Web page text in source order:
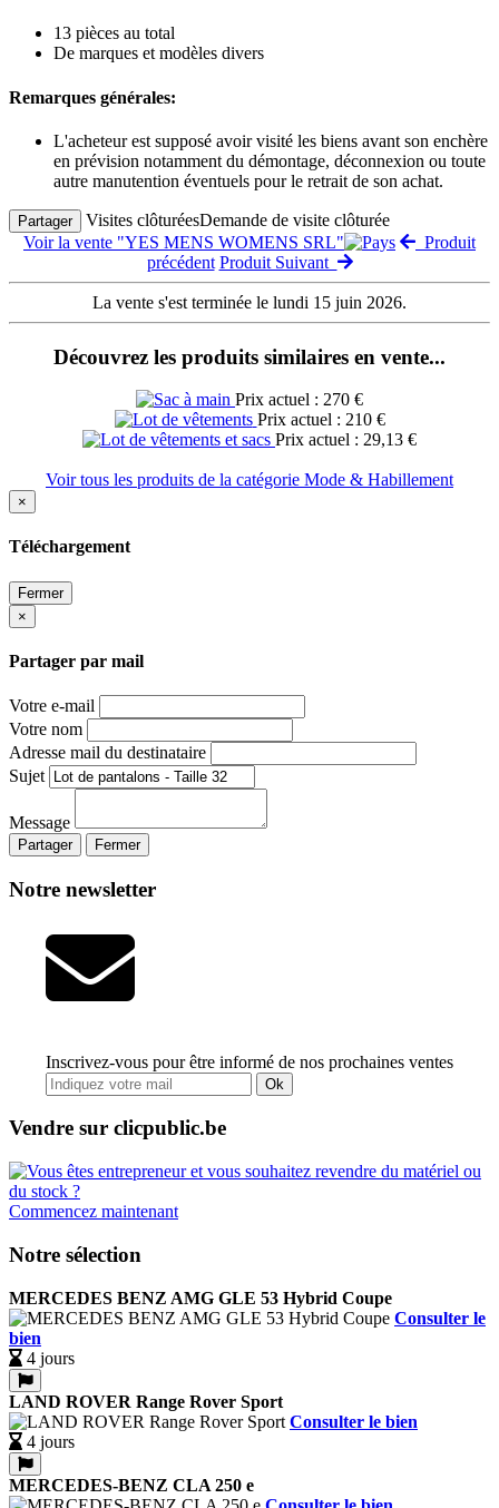
13 pièces au total
De marques et modèles divers
Remarques générales:
L'acheteur est supposé avoir visité les biens avant son enchère
en prévision notamment du démontage, déconnexion ou toute
autre manutention éventuels pour le retrait de son achat.
Partager Visites clôturéesDemande de visite clôturée
Voir la vente "YES MENS WOMENS SRL"
Produit
précédent Produit Suivant
La vente s'est terminée le lundi 15 juin 2026.
Découvrez les produits similaires en vente...
Prix actuel : 270 €
Prix actuel : 210 €
Prix actuel : 29,13 €
Voir tous les produits de la catégorie Mode & Habillement
×
Téléchargement
Fermer
×
Partager par mail
Votre e-mail
Votre nom
Adresse mail du destinataire
Sujet
Message
Partager Fermer
Notre newsletter
Inscrivez-vous pour être informé de nos prochaines ventes
Ok
Vendre sur clicpublic.be
Commencez maintenant
Notre sélection
MERCEDES BENZ AMG GLE 53 Hybrid Coupe
Consulter le
bien
4 jours
LAND ROVER Range Rover Sport
Consulter le bien
4 jours
MERCEDES-BENZ CLA 250 e